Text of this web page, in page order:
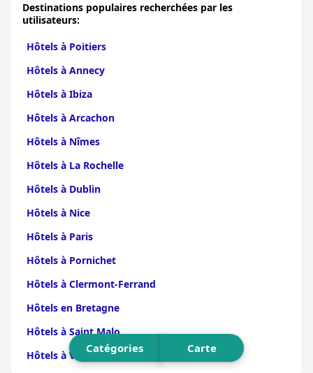
Normandie | Hôtels au Centre | Hôtels dans le Nord Pas
de Calais | Hôtels en Corse
Lorraine | Hôtels en Haute-Normandie
Franche Comte | Hôtels en Wallonie
Destinations populaires recherchées par les
utilisateurs:
Hôtels à Poitiers
Hôtels à Annecy
Hôtels à Ibiza
Hôtels à Arcachon
Hôtels à Nîmes
Hôtels à La Rochelle
Hôtels à Dublin
Hôtels à Nice
Hôtels à Paris
Hôtels à Pornichet
Hôtels à Clermont-Ferrand
Hôtels en Bretagne
Hôtels à Saint Malo
Hôtels à Vienne
Catégories Carte